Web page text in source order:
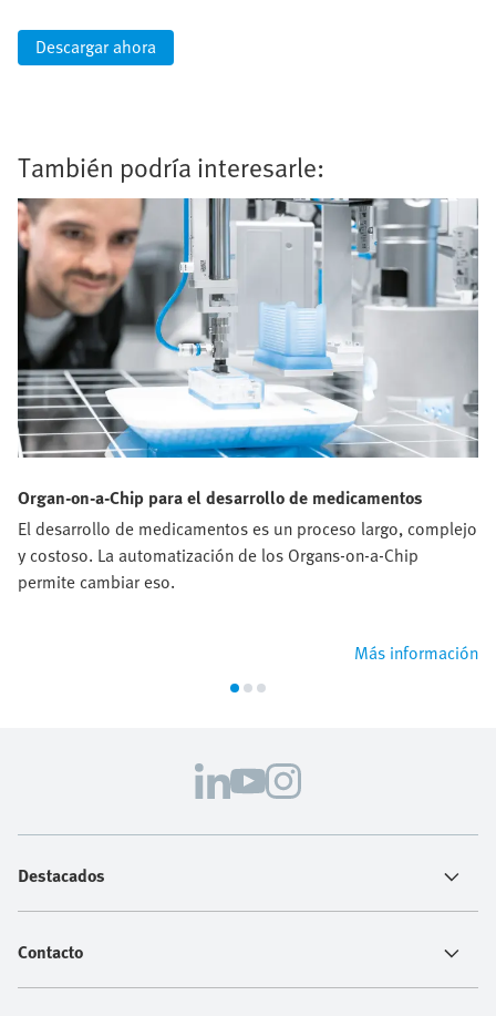
Descargar ahora
También podría interesarle:
Organ‑on‑a‑Chip para el desarrollo de medicamentos
El desarrollo de medicamentos es un proceso largo, complejo
y costoso. La automatización de los Organs‑on‑a‑Chip
permite cambiar eso.
Más información
Destacados
Contacto